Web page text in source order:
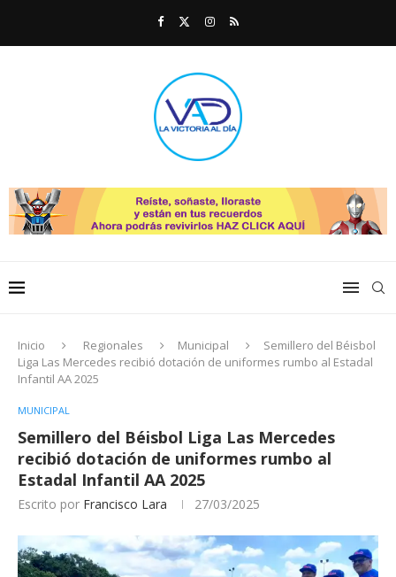
Inicio Regionales Municipal
Semillero del Béisbol
Liga Las Mercedes recibió dotación de uniformes rumbo al Estadal
Infantil AA 2025
MUNICIPAL
Semillero del Béisbol Liga Las Mercedes
recibió dotación de uniformes rumbo al
Estadal Infantil AA 2025
Escrito por Francisco Lara 27/03/2025